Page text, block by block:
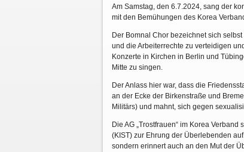
Am Samstag, den 6.7.2024, sang der
mit den Bemühungen des Korea
Der Bomnal Chor bezeichnet sich
und die Arbeiterrechte zu verteidigen
Konzerte in Kirchen in Berlin und
Mitte zu singen.
Der Anlass hier war, dass die
an der Ecke der Birkenstraße und
Militärs) und mahnt, sich gegen
Die AG „Trostfrauen“ im Korea
(KIST) zur Ehrung der Überlebenden
sondern erinnert auch an den Mut der